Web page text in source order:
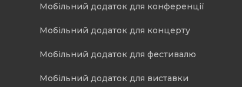
Мобільний додаток для конференції
Мобільний додаток для концерту
Мобільний додаток для фестивалю
Мобільний додаток для виставки